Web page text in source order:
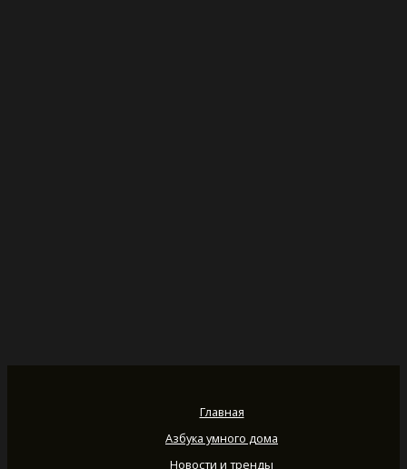
Главная
Азбука умного дома
Новости и тренды